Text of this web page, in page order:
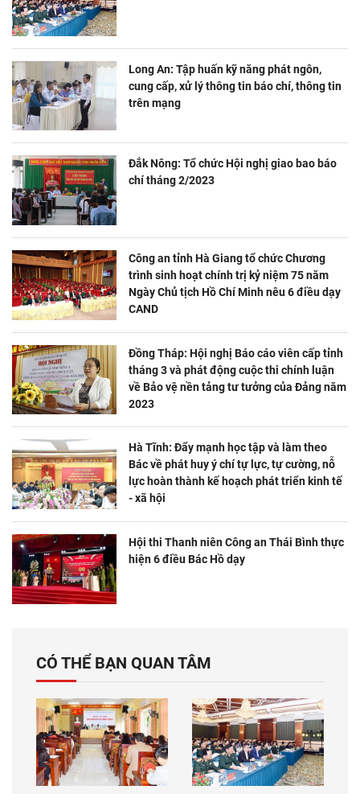
Long An: Tập huấn kỹ năng phát ngôn,
cung cấp, xử lý thông tin báo chí, thông tin
trên mạng
Đắk Nông: Tổ chức Hội nghị giao bao báo
chí tháng 2/2023
Công an tỉnh Hà Giang tổ chức Chương
trình sinh hoạt chính trị kỷ niệm 75 năm
Ngày Chủ tịch Hồ Chí Minh nêu 6 điều dạy
CAND
Đồng Tháp: Hội nghị Báo cáo viên cấp tỉnh
tháng 3 và phát động cuộc thi chính luận
về Bảo vệ nền tảng tư tưởng của Đảng năm
2023
Hà Tĩnh: Đẩy mạnh học tập và làm theo
Bác về phát huy ý chí tự lực, tự cường, nỗ
lực hoàn thành kế hoạch phát triển kinh tế
- xã hội
Hội thi Thanh niên Công an Thái Bình thực
hiện 6 điều Bác Hồ dạy
CÓ THỂ BẠN QUAN TÂM